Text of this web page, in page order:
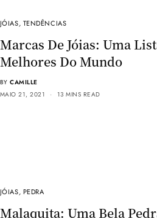
JÓIAS, TENDÊNCIAS
Marcas De Jóias: Uma
Melhores Do Mundo
BY CAMILLE
MAIO 21, 2021
13 MINS READ
JÓIAS, PEDRA
Malaquita: Uma Bela